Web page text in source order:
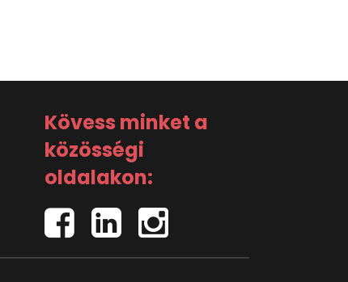
Kövess minket a
közösségi
oldalakon: